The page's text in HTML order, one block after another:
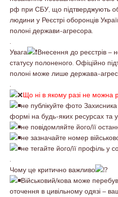
рф при СБУ, що підтверджують
людини у Реєстрі оборонців
полоні держави-агресора.
.
Увага
Внесення до реєстрів –
статусу полоненого. Офіційно
полоні може лише держава-
.
Що ні в якому разі не можна
не публікуйте фото Захисника
формі на будь-яких ресурсах та
не повідомляйте його/її
не зазначайте номер
не тегайте його/її профіль у
.
Чому це критично важливо
Військовий/кова може
оточення в цивільному одязі –